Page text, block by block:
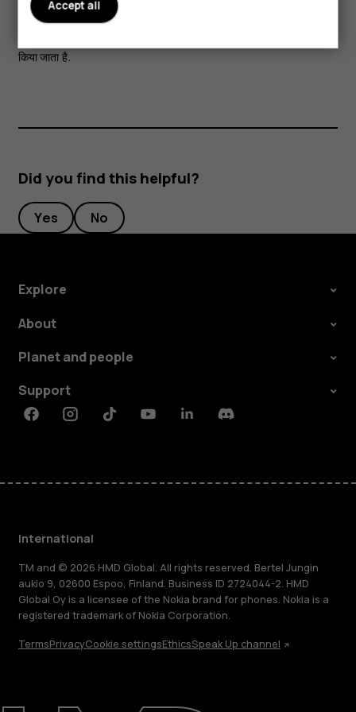
Repair, reuse, recycle
ब्लूटूथ के शब्द चिह्न और लोगो पर Bluetooth SIG, Inc. का स्वामित्व है और
किया जाता है.
Did you find this helpful?
Yes No
Explore
About
Planet and people
Support
FacebookInstagramTiktokYoutubeLinkedinDiscord
International
TM and © 2026 HMD Global. All rights reserved. Bertel Jungin
aukio 9, 02600 Espoo, Finland. Business ID 2724044-2. HMD
Global Oy is a licensee of the Nokia brand for phones. Nokia is a
registered trademark of Nokia Corporation.
TermsPrivacyCookie settingsEthicsSpeak Up channel
Accept all